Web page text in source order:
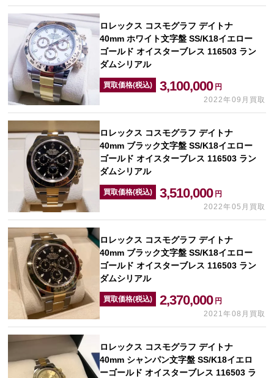
ロレックス コスモグラフ デイトナ
40mm ホワイト文字盤 SS/K18イエロー
ゴールド オイスターブレス 116503 ラン
ダムシリアル
買取価格(税込) 3,100,000 円
2022年09月買取
ロレックス コスモグラフ デイトナ
40mm ブラック文字盤 SS/K18イエロー
ゴールド オイスターブレス 116503 ラン
ダムシリアル
買取価格(税込) 3,510,000 円
2022年05月買取
ロレックス コスモグラフ デイトナ
40mm ブラック文字盤 SS/K18イエロー
ゴールド オイスターブレス 116503 ラン
ダムシリアル
買取価格(税込) 2,370,000 円
2021年08月買取
ロレックス コスモグラフ デイトナ
40mm シャンパン文字盤 SS/K18イエロ
ーゴールド オイスターブレス 116503 ラ